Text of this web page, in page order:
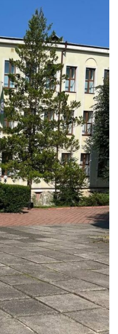
Володимир Сухоручко - бронзовий
призер ІІ етапу Всеукраїнської
студентської олімпіади з історії в м.
Житомирі